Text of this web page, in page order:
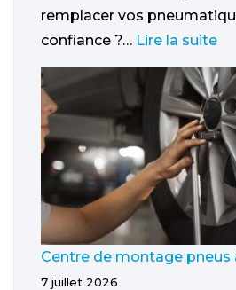
remplacer vos
confiance ?… Lire la suite
Centre de montage pneus
7 juillet 2026